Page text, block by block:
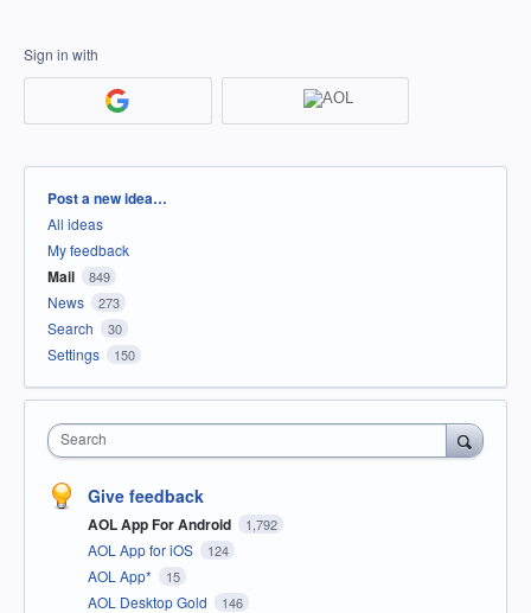
Sign in with
Categories
Post a new idea…
All ideas
My feedback
Mail 849
News 273
Search 30
Settings 150
Search
Give feedback
AOL App For Android 1,792
AOL App for iOS 124
AOL App* 15
AOL Desktop Gold 146